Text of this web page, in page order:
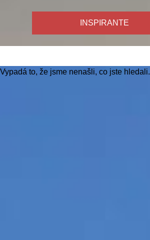
INSPIRANTE
Vypadá to, že jsme nenašli, co jste hledali.